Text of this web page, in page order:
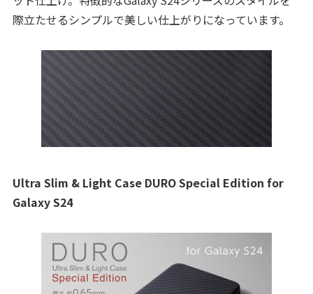
際立たせるシンプルで美しい仕上がりになっています。
Ultra Slim & Light Case DURO Special Edition for
Galaxy S24